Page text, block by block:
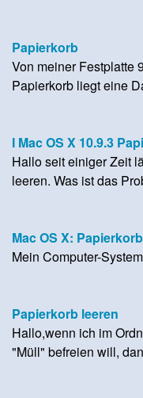
Papierkorb
Von meiner
Papierkorb liegt eine
I Mac OS X 10.9.3
Hallo seit einiger Zeit
leeren. Was ist das
Mac OS X:
Mein Computer-
Papierkorb leeren
Hallo,wenn ich im
"Müll" befreien will,